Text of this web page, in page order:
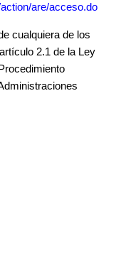
are/acceso.do
cualquiera de los
2.1 de la Ley